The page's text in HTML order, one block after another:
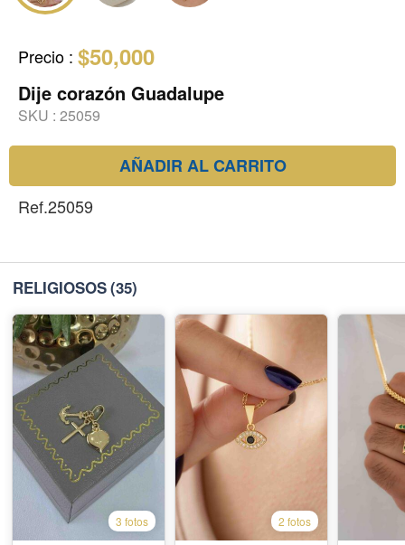
Precio : $50,000
Dije corazón Guadalupe
SKU : 25059
AÑADIR AL CARRITO
Ref.25059
RELIGIOSOS(35)
3 fotos 2 fotos